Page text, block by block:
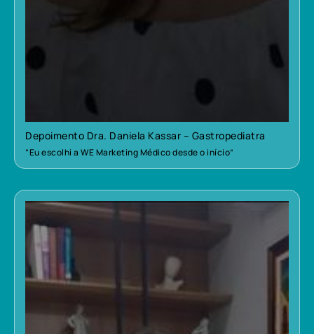
Depoimento Dra. Daniela Kassar – Gastropediatra
“Eu escolhi a WE Marketing Médico desde o início”